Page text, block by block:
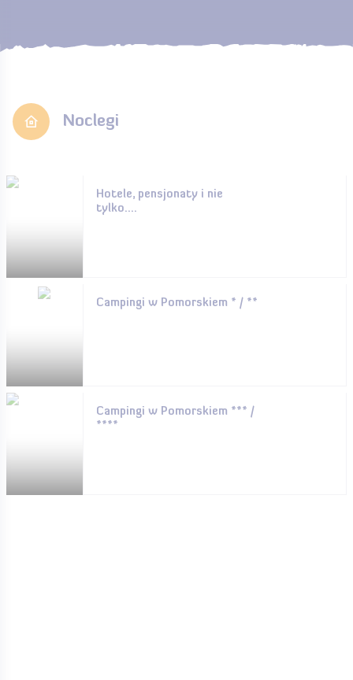
Noclegi
Hotele, pensjonaty i nie
tylko....
Campingi w Pomorskiem * / **
Campingi w Pomorskiem *** /
****